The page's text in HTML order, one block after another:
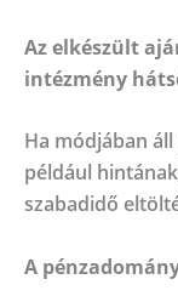
Az elkészült
intézmény
Ha módjában áll
például
szabadidő
A